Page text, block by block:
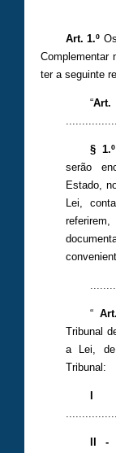
Art. 1.º
Complementar
ter a seguinte
“
§ 1.º
serão
Estado,
Lei,
“
Tribunal
a Lei, de
Tribunal:
II -